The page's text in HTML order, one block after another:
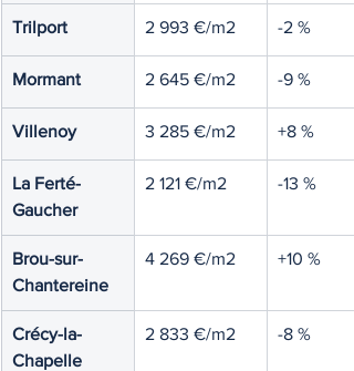
Trilport 2 993 €/m2 -2 %
Mormant 2 645 €/m2 -9 %
Villenoy 3 285 €/m2 +8 %
La Ferté-
Gaucher
2 121 €/m2 -13 %
Brou-sur-
Chantereine
4 269 €/m2 +10 %
Crécy-la-
Chapelle
2 833 €/m2 -8 %